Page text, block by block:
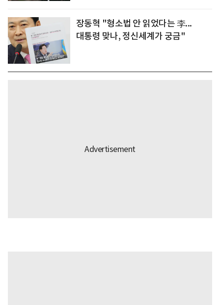
장동혁 "형소법 안 읽었다는 李...
대통령 맞나, 정신세계가 궁금"